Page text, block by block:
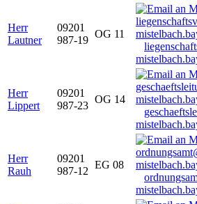
Herr
Lautner
09201
987-19
OG 11
Herr
Lippert
09201
987-23
OG 14
Herr
Rauh
09201
987-12
EG 08